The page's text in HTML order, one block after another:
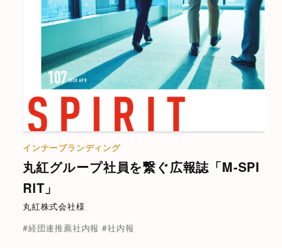
インナーブランディング
丸紅グループ社員を繋ぐ広報誌「M-SPI
RIT」
丸紅株式会社様
#経団連推薦社内報 #社内報